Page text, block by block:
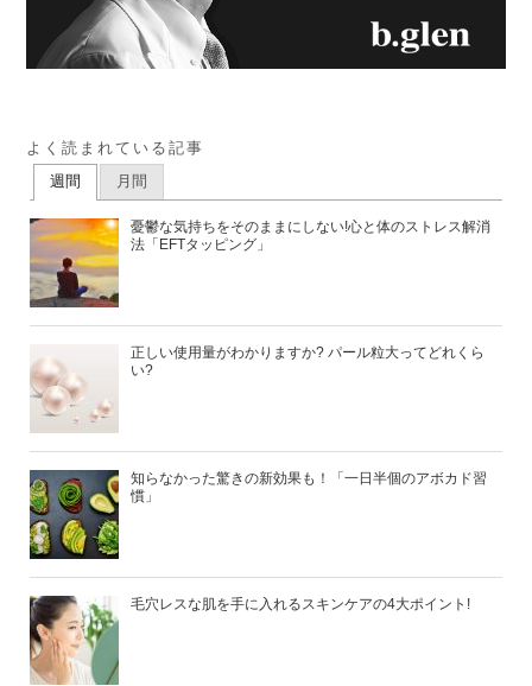
よく読まれている記事
週間 月間
憂鬱な気持ちをそのままにしない!心と体のストレス解消
法「EFTタッピング」
正しい使用量がわかりますか? パール粒大ってどれくら
い?
知らなかった驚きの新効果も！「一日半個のアボカド習
慣」
毛穴レスな肌を手に入れるスキンケアの4大ポイント!